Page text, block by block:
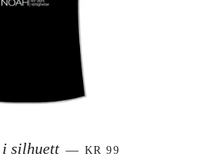
silhuett — SALGSPRIS
KR 99